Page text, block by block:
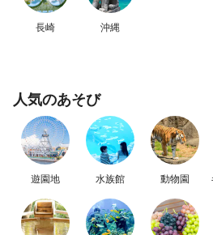
長崎 沖縄
人気のあそび
遊園地 水族館 動物園